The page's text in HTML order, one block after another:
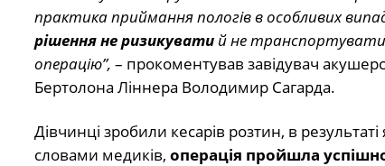
практика приймання пологів в особливих
рішення не ризикуватий не транспортувати
операцію”, – прокоментував завідувач
Бертолона Ліннера Володимир Сагарда.
Дівчинці зробили кесарів розтин, в
словами медиків, операція пройшла